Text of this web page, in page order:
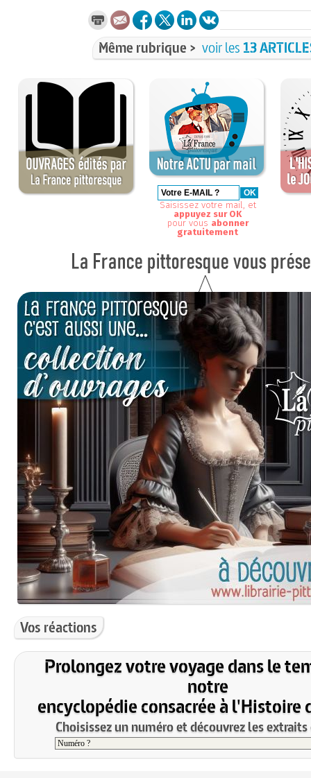
Même rubrique > voir les 13
Saisissez votre mail, et
appuyez sur OK
pour vous abonner
gratuitement
Vos réactions
Prolongez votre voyage dans le
notre
encyclopédie consacrée à l'Histoire
Choisissez un numéro et découvrez les